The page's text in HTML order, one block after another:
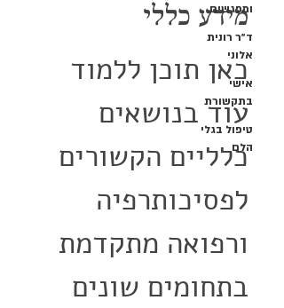
ומפגשים
ד״ר רונית
אלוני
אישי
בתקשורת
טיפול בגלי
הלם
מידע כללי
כאן תוכן ללמוד
עוד בנושאים
כלליים הקשורים
לפסיכותרפיה
ורפואה מתקדמת
בתחומים שונים